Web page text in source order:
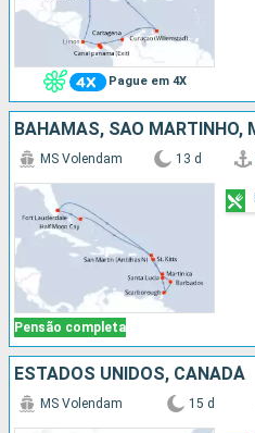
Pague em 4X
Pensão completa
MS Volendam 13 d
ESTADOS UNIDOS, CANADÁ
MS Volendam 15 d